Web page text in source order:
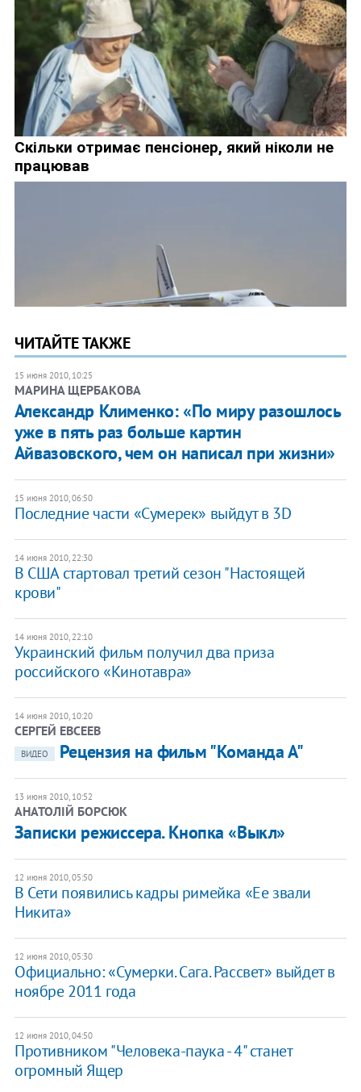
ЧИТАЙТЕ ТАКЖЕ
15 июня 2010, 10:25
МАРИНА ЩЕРБАКОВА
Александр Клименко: «По миру разошлось
уже в пять раз больше картин
Айвазовского, чем он написал при жизни»
15 июня 2010, 06:50
Последние части «Сумерек» выйдут в 3D
14 июня 2010, 22:30
В США стартовал третий сезон "Настоящей
крови"
14 июня 2010, 22:10
Украинский фильм получил два приза
российского «Кинотавра»
14 июня 2010, 10:20
СЕРГЕЙ ЕВСЕЕВ
ВИДЕО Рецензия на фильм "Команда А"
13 июня 2010, 10:52
АНАТОЛІЙ БОРСЮК
Записки режиссера. Кнопка «Выкл»
12 июня 2010, 05:50
В Сети появились кадры римейка «Ее звали
Никита»
12 июня 2010, 05:30
Официально: «Сумерки. Сага. Рассвет» выйдет в
ноябре 2011 года
12 июня 2010, 04:50
Противником "Человека-паука - 4" станет
огромный Ящер